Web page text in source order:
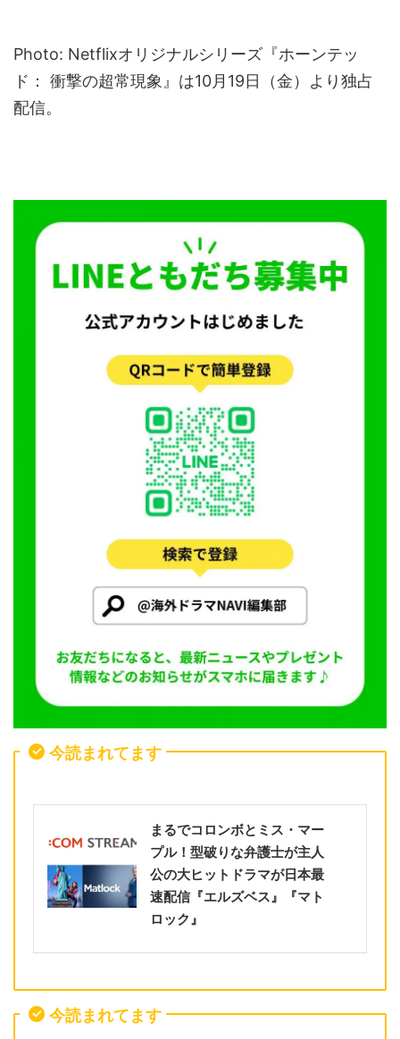
Photo: Netflixオリジナルシリーズ『ホーンテッ
ド： 衝撃の超常現象』は10月19日（金）より独占
配信。
今読まれてます
まるでコロンボとミス・マー
プル！型破りな弁護士が主人
公の大ヒットドラマが日本最
速配信『エルズベス』『マト
ロック』
今読まれてます